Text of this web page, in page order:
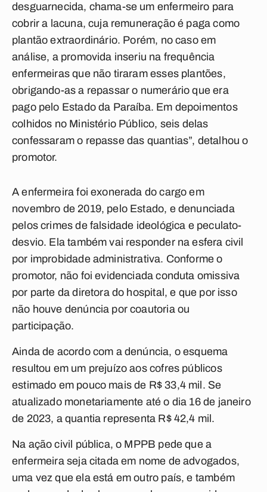
desguarnecida, chama-se um enfermeiro para
cobrir a lacuna, cuja remuneração é paga como
plantão extraordinário. Porém, no caso em
análise, a promovida inseriu na frequência
enfermeiras que não tiraram esses plantões,
obrigando-as a repassar o numerário que era
pago pelo Estado da Paraíba. Em depoimentos
colhidos no Ministério Público, seis delas
confessaram o repasse das quantias”, detalhou o
promotor.
A enfermeira foi exonerada do cargo em
novembro de 2019, pelo Estado, e denunciada
pelos crimes de falsidade ideológica e peculato-
desvio. Ela também vai responder na esfera civil
por improbidade administrativa. Conforme o
promotor, não foi evidenciada conduta omissiva
por parte da diretora do hospital, e que por isso
não houve denúncia por coautoria ou
participação.
Ainda de acordo com a denúncia, o esquema
resultou em um prejuízo aos cofres públicos
estimado em pouco mais de R$ 33,4 mil. Se
atualizado monetariamente até o dia 16 de janeiro
de 2023, a quantia representa R$ 42,4 mil.
Na ação civil pública, o MPPB pede que a
enfermeira seja citada em nome de advogados,
uma vez que ela está em outro país, e também